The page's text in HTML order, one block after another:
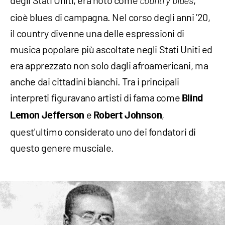
cioè blues di campagna. Nel corso degli anni ’20,
il country divenne una delle espressioni di
musica popolare più ascoltate negli Stati Uniti ed
era apprezzato non solo dagli afroamericani, ma
anche dai cittadini bianchi. Tra i principali
interpreti figuravano artisti di fama come Blind
Lemon Jefferson e Robert Johnson,
quest'ultimo considerato uno dei fondatori di
questo genere musciale.